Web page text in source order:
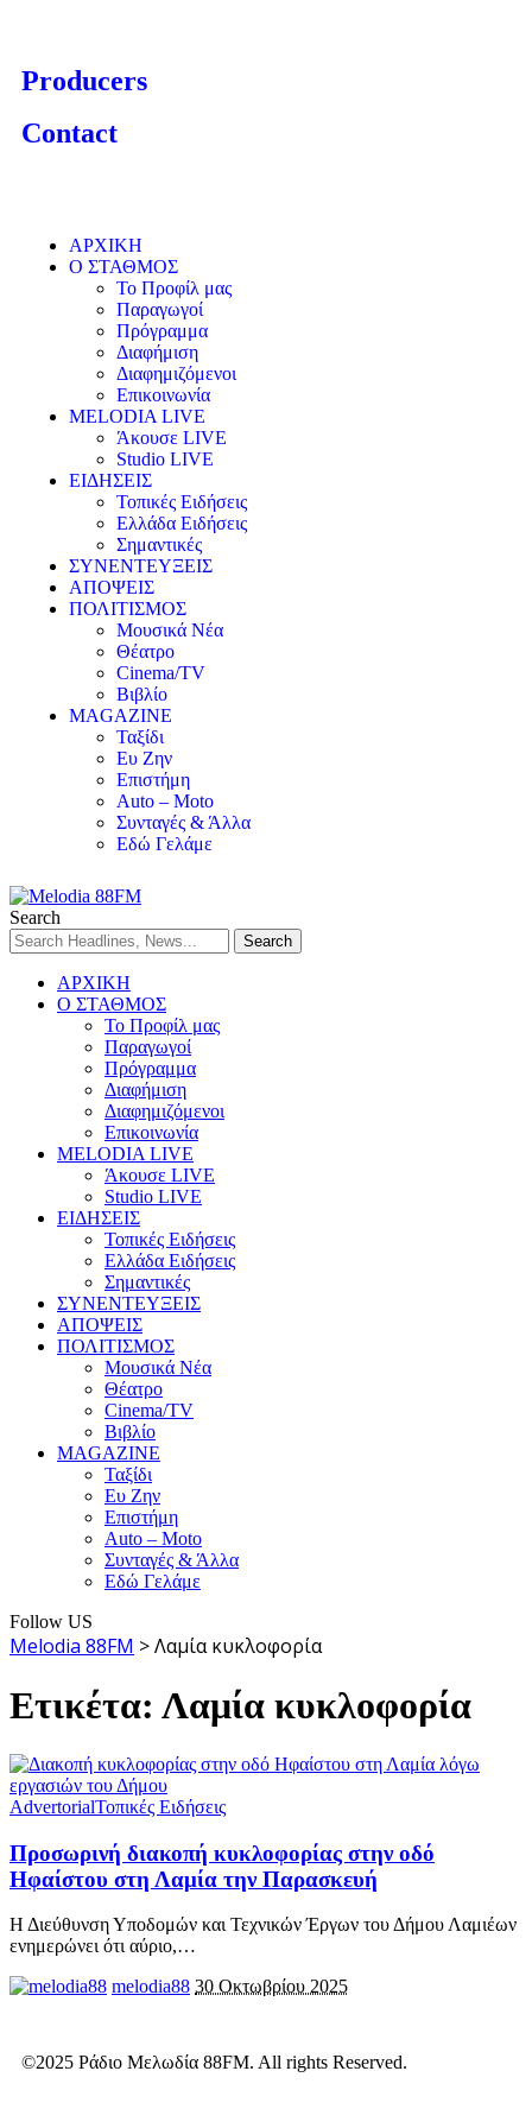
Producers
Contact
ΑΡΧΙΚΗ
Ο ΣΤΑΘΜΟΣ
Το Προφίλ μας
Παραγωγοί
Πρόγραμμα
Διαφήμιση
Διαφημιζόμενοι
Επικοινωνία
MELODIA LIVE
Άκουσε LIVE
Studio LIVE
ΕΙΔΗΣΕΙΣ
Τοπικές Ειδήσεις
Ελλάδα Ειδήσεις
Σημαντικές
ΣΥΝΕΝΤΕΥΞΕΙΣ
ΑΠΟΨΕΙΣ
ΠΟΛΙΤΙΣΜΟΣ
Μουσικά Νέα
Θέατρο
Cinema/TV
Βιβλίο
MAGAZINE
Ταξίδι
Ευ Ζην
Επιστήμη
Auto – Moto
Συνταγές & Άλλα
Εδώ Γελάμε
Search
ΑΡΧΙΚΗ
Ο ΣΤΑΘΜΟΣ
Το Προφίλ μας
Παραγωγοί
Πρόγραμμα
Διαφήμιση
Διαφημιζόμενοι
Επικοινωνία
MELODIA LIVE
Άκουσε LIVE
Studio LIVE
ΕΙΔΗΣΕΙΣ
Τοπικές Ειδήσεις
Ελλάδα Ειδήσεις
Σημαντικές
ΣΥΝΕΝΤΕΥΞΕΙΣ
ΑΠΟΨΕΙΣ
ΠΟΛΙΤΙΣΜΟΣ
Μουσικά Νέα
Θέατρο
Cinema/TV
Βιβλίο
MAGAZINE
Ταξίδι
Ευ Ζην
Επιστήμη
Auto – Moto
Συνταγές & Άλλα
Εδώ Γελάμε
Follow US
Melodia 88FM >Λαμία κυκλοφορία
Ετικέτα: Λαμία κυκλοφορία
AdvertorialΤοπικές Ειδήσεις
Προσωρινή διακοπή κυκλοφορίας στην οδό
Ηφαίστου στη Λαμία την Παρασκευή
Η Διεύθυνση Υποδομών και Τεχνικών Έργων του Δήμου Λαμιέων
ενημερώνει ότι αύριο,…
melodia88 30 Οκτωβρίου 2025
©2025 Ράδιο Μελωδία 88FM. All rights Reserved.